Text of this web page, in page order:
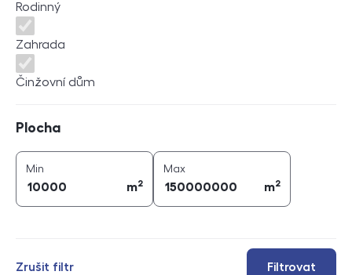
Rodinný
Zahrada
Činžovní dům
Plocha
Min
m2
Maxplocha (
m2
Filtrovat
Zrušit filtr